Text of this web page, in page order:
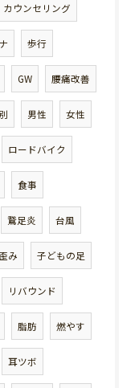
カウンセリング
歩行
GW 腰痛改善
男性 女性
ロードバイク
食事
鵞足炎 台風
み 子どもの足
リバウンド
脂肪 燃やす
耳ツボ